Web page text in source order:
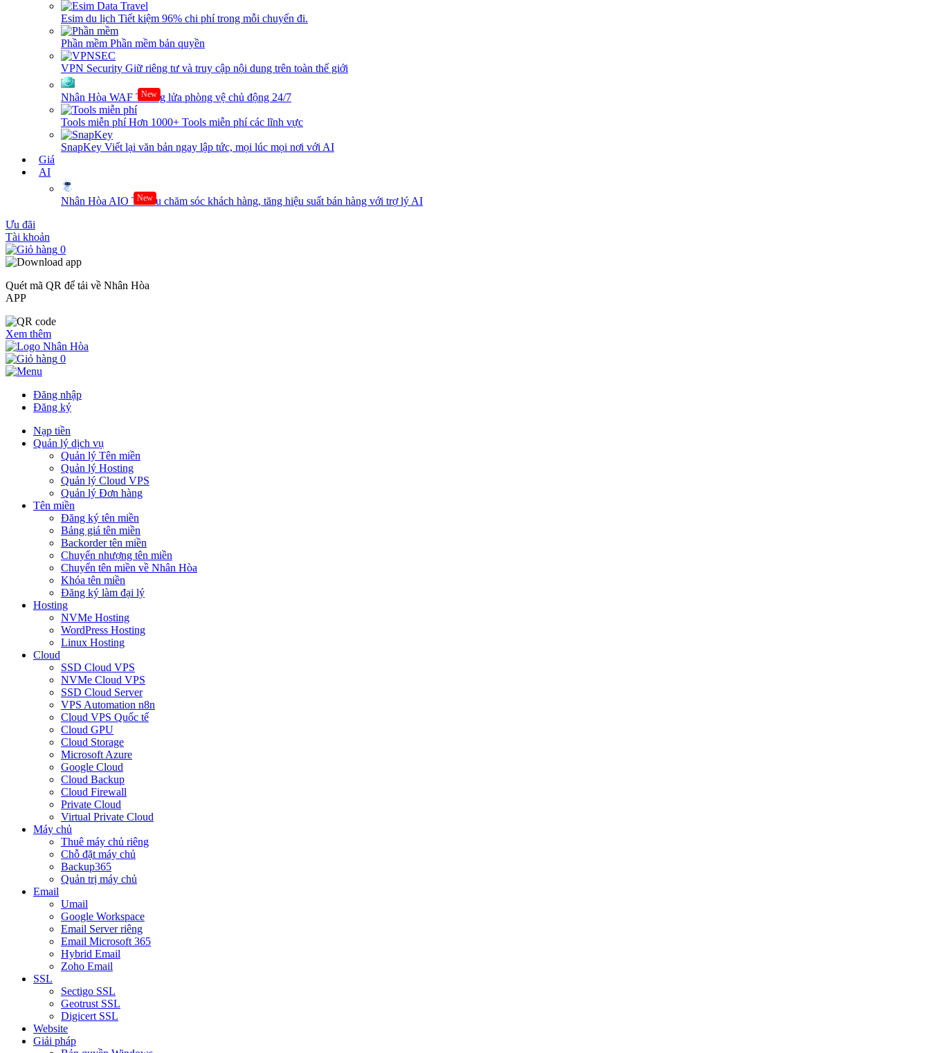
Esim du lịch Tiết kiệm 96% chi phí trong mỗi chuyến đi.
Phần mềm Phần mềm bản quyền
VPN Security Giữ riêng tư và truy cập nội dung trên toàn thế giới
Nhân Hòa WAF New
Tường lửa phòng vệ chủ động 24/7
Tools miễn phíHơn 1000+ Tools miễn phí các lĩnh vực
SnapKey Viết lại văn bản ngay lập tức, mọi lúc mọi nơi với AI
Giá
AI
Nhân Hòa AIO New
Tối ưu chăm sóc khách hàng, tăng hiệu suất bán hàng với trợ lý AI
Ưu đãi
Tài khoản
0
Quét mã QR để tải về Nhân Hòa
APP
Xem thêm
0
Đăng nhập
Đăng ký
Nạp tiền
Quản lý dịch vụ
Quản lý Tên miền
Quản lý Hosting
Quản lý Cloud VPS
Quản lý Đơn hàng
Tên miền
Đăng ký tên miền
Bảng giá tên miền
Backorder tên miền
Chuyển nhượng tên miền
Chuyển tên miền về Nhân Hòa
Khóa tên miền
Đăng ký làm đại lý
Hosting
NVMe Hosting
WordPress Hosting
Linux Hosting
Cloud
SSD Cloud VPS
NVMe Cloud VPS
SSD Cloud Server
VPS Automation n8n
Cloud VPS Quốc tế
Cloud GPU
Cloud Storage
Microsoft Azure
Google Cloud
Cloud Backup
Cloud Firewall
Private Cloud
Virtual Private Cloud
Máy chủ
Thuê máy chủ riêng
Chỗ đặt máy chủ
Backup365
Quản trị máy chủ
Email
Umail
Google Workspace
Email Server riêng
Email Microsoft 365
Hybrid Email
Zoho Email
SSL
Sectigo SSL
Geotrust SSL
Digicert SSL
Website
Giải pháp